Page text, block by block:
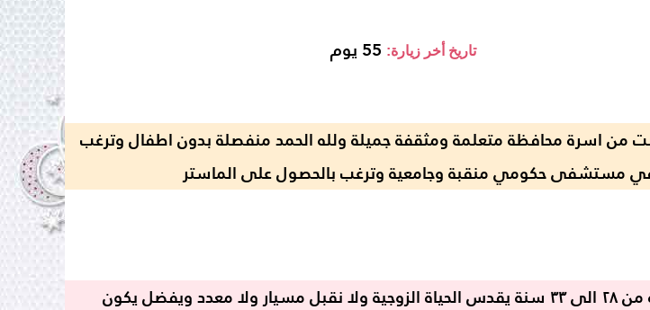
تاريخ أخر زيارة: 55 يوم
من اسرة محافظة متعلمة ومثقفة جميلة ولله الحمد منفصلة بدون اطفال وترغب
مستشفى حكومي منقبة وجامعية وترغب بالحصول على الماستر
قبيلي طيب حنون مثقف عمره من ٢٨ الى ٣٣ سنة يقدس الحياة الزوجية ولا نقبل مسيار ولا معدد ويفضل يكون